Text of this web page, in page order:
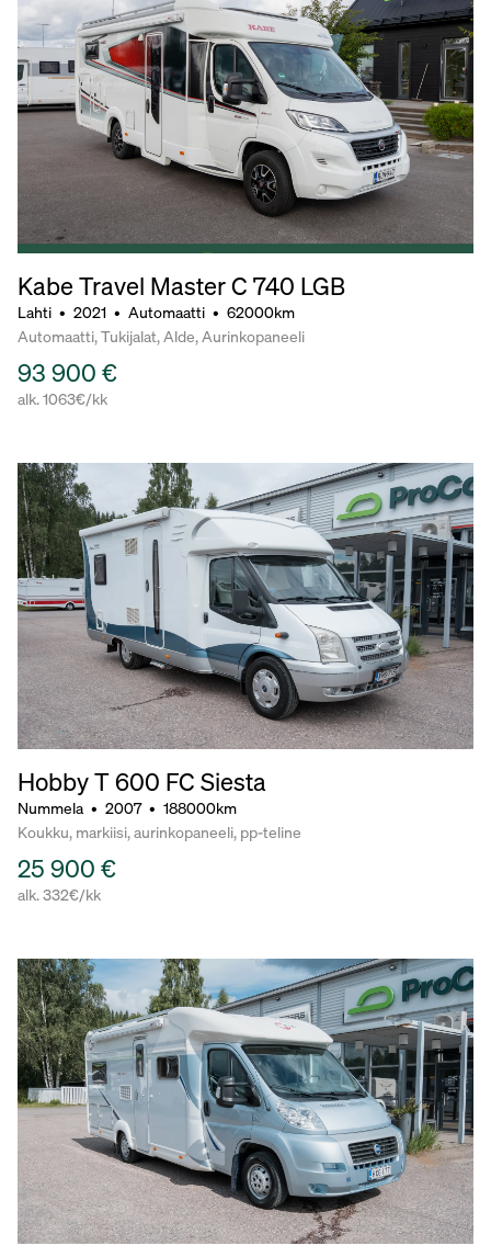
Kabe Travel Master C 740 LGB
Lahti • 2021 • Automaatti • 62000km
Automaatti, Tukijalat, Alde, Aurinkopaneeli
93 900 €
alk. 1063€/kk
Hobby T 600 FC Siesta
Nummela • 2007 • 188000km
Koukku, markiisi, aurinkopaneeli, pp-teline
25 900 €
alk. 332€/kk